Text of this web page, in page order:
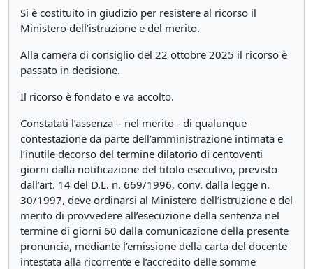
Si è costituito in giudizio per resistere al ricorso il
Ministero dell’istruzione e del merito.
Alla camera di consiglio del 22 ottobre 2025 il ricorso è
passato in decisione.
Il ricorso è fondato e va accolto.
Constatati l’assenza – nel merito - di qualunque
contestazione da parte dell’amministrazione intimata e
l’inutile decorso del termine dilatorio di centoventi
giorni dalla notificazione del titolo esecutivo, previsto
dall’art. 14 del D.L. n. 669/1996, conv. dalla legge n.
30/1997, deve ordinarsi al Ministero dell’istruzione e del
merito di provvedere all’esecuzione della sentenza nel
termine di giorni 60 dalla comunicazione della presente
pronuncia, mediante l’emissione della carta del docente
intestata alla ricorrente e l’accredito delle somme